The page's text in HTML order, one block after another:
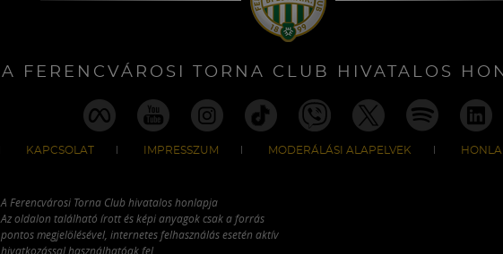
A FERENCVÁROSI TORNA CLUB HIVATALOS
KAPCSOLAT IMPRESSZUM MODERÁLÁSI ALAPELVEK
A Ferencvárosi Torna Club hivatalos honlapja
Az oldalon található írott és képi anyagok csak a forrás
pontos megjelölésével, internetes felhasználás esetén aktív
hivatkozással használhatóak fel.